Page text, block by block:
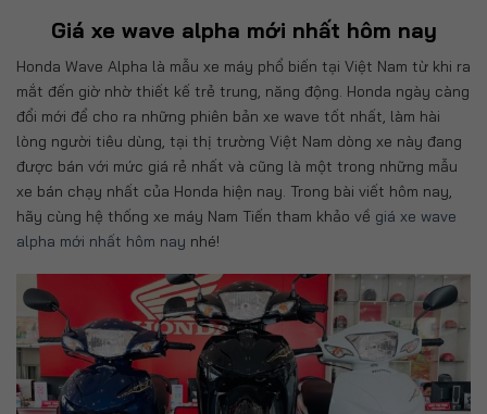
Giá xe wave alpha mới nhất hôm nay
Honda Wave Alpha là mẫu xe máy phổ biến tại Việt Nam từ khi ra
mắt đến giờ nhờ thiết kế trẻ trung, năng động. Honda ngày càng
đổi mới để cho ra những phiên bản xe wave tốt nhất, làm hài
lòng người tiêu dùng, tại thị trường Việt Nam dòng xe này đang
được bán với mức giá rẻ nhất và cũng là một trong những mẫu
xe bán chạy nhất của Honda hiện nay. Trong bài viết hôm nay,
hãy cùng hệ thống xe máy Nam Tiến tham khảo về giá xe wave
alpha mới nhất hôm nay nhé!